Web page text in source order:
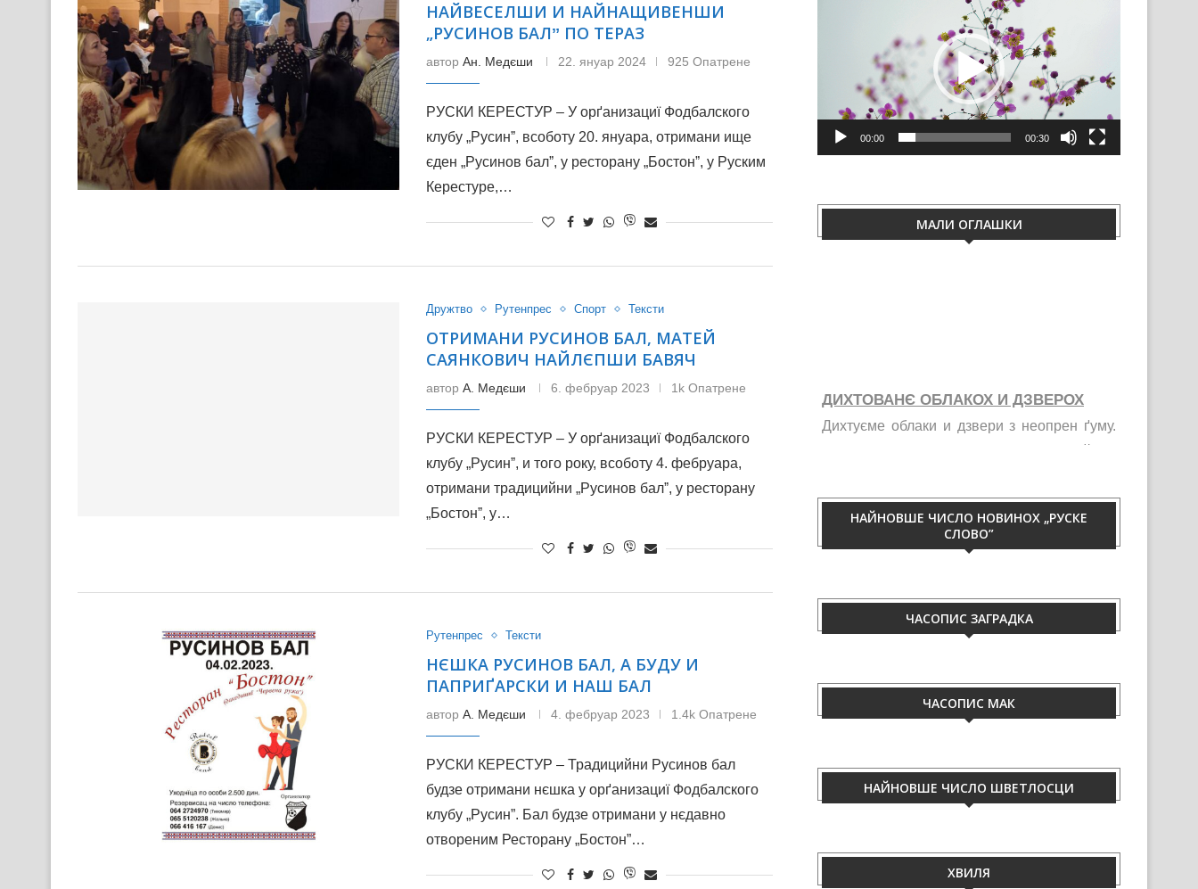
НАЙВЕСЕЛШИ И НАЙНАЩИВЕНШИ
„РУСИНОВ БАЛˮ ПО ТЕРАЗ
автор Ан. Медєши 22. януар 2024 925 Опатрене
РУСКИ КЕРЕСТУР – У орґанизациї Фодбалского
клубу „Русинˮ, всоботу 20. януара, отримани ище
єден „Русинов балˮ, у ресторану „Бостонˮ, у Руским
Керестуре,…
Дружтво Рутенпрес Спорт Тексти
ОТРИМАНИ РУСИНОВ БАЛ, МАТЕЙ
САЯНКОВИЧ НАЙЛЄПШИ БАВЯЧ
автор A. Mедєши 6. фебруар 2023 1k Опатрене
РУСКИ КЕРЕСТУР – У орґанизациї Фодбалского
клубу „Русинˮ, и того року, всоботу 4. фебруара,
отримани традицийни „Русинов балˮ, у ресторану
„Бостонˮ, у…
Рутенпрес Тексти
НЄШКА РУСИНОВ БАЛ, А БУДУ И
ПАПРИҐАРСКИ И НАШ БАЛ
автор А. Медєши 4. фебруар 2023 1.4k Опатрене
РУСКИ КЕРЕСТУР – Традицийни Русинов бал
будзе отримани нєшка у орґанизациї Фодбалского
клубу „Русин”. Бал будзе отримани у нєдавно
отвореним Ресторану „Бостон”…
00:00 00:30
МАЛИ ОГЛАШКИ
Тирваца изолация од витру, жими, галайку и
НАЙНОВШЕ ЧИСЛО НОВИНОХ „РУСКЕ
СЛОВО”
ЧАСОПИС ЗАГРАДКА
ЧАСОПИС МАК
НАЙНОВШЕ ЧИСЛО ШВЕТЛОСЦИ
ХВИЛЯ